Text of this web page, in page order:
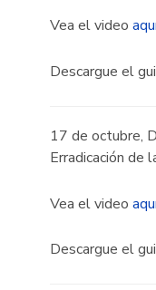
Vea el video
Descargue el
17 de octubre,
Erradicación de
Vea el video
Descargue el